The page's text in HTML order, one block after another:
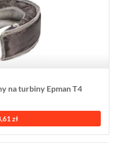
na turbiny Epman T4
zł